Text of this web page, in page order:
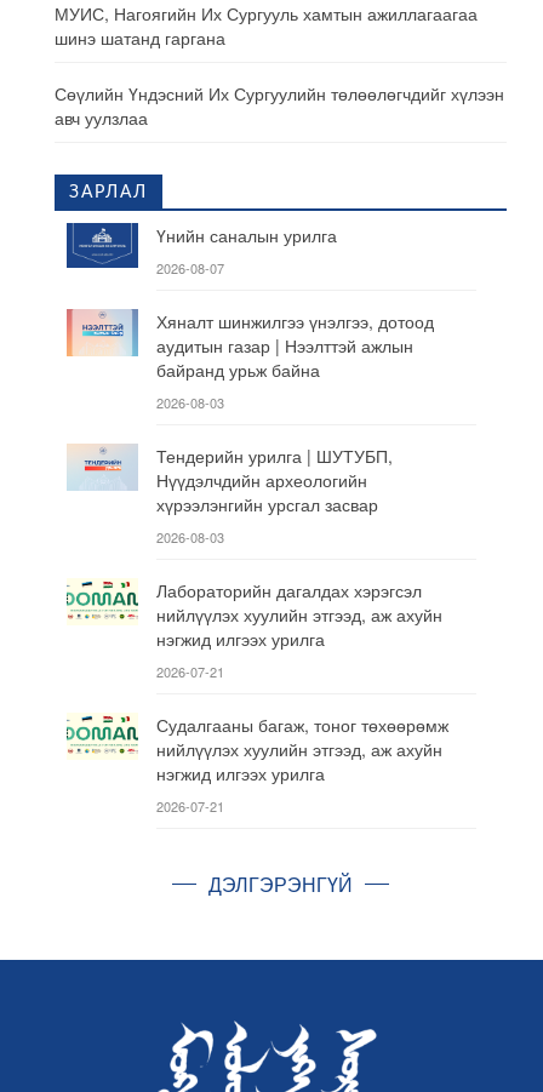
МУИС, Нагоягийн Их Сургууль хамтын ажиллагаагаа
шинэ шатанд гаргана
Сөүлийн Үндэсний Их Сургуулийн төлөөлөгчдийг хүлээн
авч уулзлаа
ЗАРЛАЛ
Үнийн саналын урилга
2026-08-07
Хяналт шинжилгээ үнэлгээ, дотоод
аудитын газар | Нээлттэй ажлын
байранд урьж байна
2026-08-03
Тендерийн урилга | ШУТУБП,
Нүүдэлчдийн археологийн
хүрээлэнгийн урсгал засвар
2026-08-03
Лабораторийн дагалдах хэрэгсэл
нийлүүлэх хуулийн этгээд, аж ахуйн
нэгжид илгээх урилга
2026-07-21
Судалгааны багаж, тоног төхөөрөмж
нийлүүлэх хуулийн этгээд, аж ахуйн
нэгжид илгээх урилга
2026-07-21
ДЭЛГЭРЭНГҮЙ